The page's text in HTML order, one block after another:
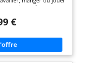
installé sur votre
Le large plateau et
du quotidien. Les 3
les 2 tiroirs permettent
magazines et autres
relevable solide]
€